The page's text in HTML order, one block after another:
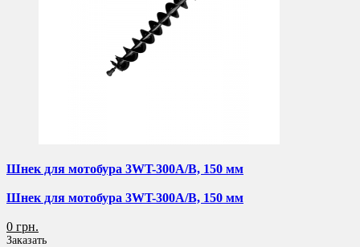
Шнек для мотобура 3WT-300A/B, 150 мм
Шнек для мотобура 3WT-300A/B, 150 мм
0 грн.
Заказать